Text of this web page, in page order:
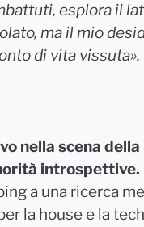
esplora il
ma il mio
di vita vissuta».
nella scena
introspettive.
a una ricerca
la house e la